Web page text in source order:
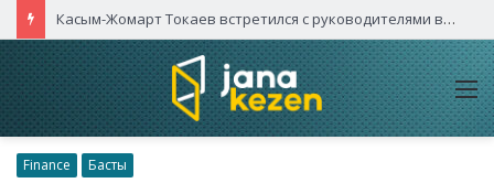
Касым-Жомарт Токаев встретился с руководителями высокотехнологичных компаний Китая
Finance Басты